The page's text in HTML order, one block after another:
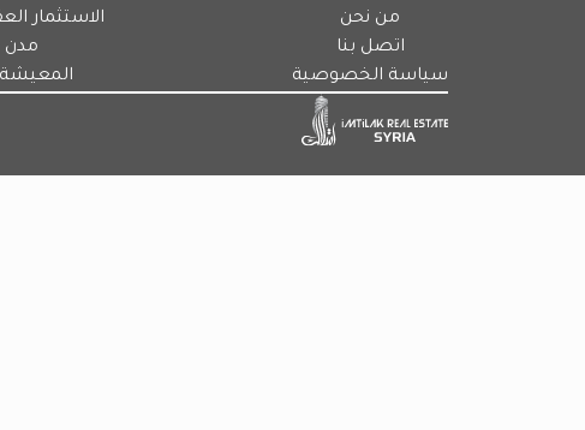
من نحن
اتصل بنا
سياسة الخصوصية
الاستثمار
مدن